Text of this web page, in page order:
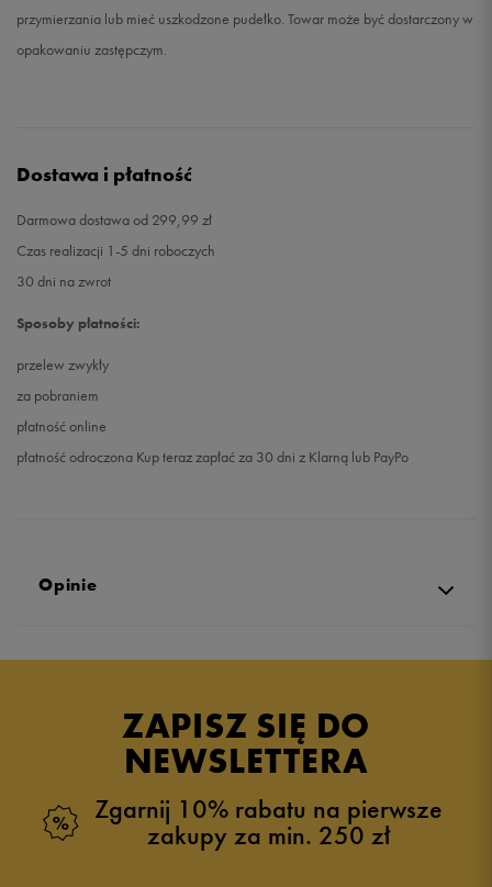
przymierzania lub mieć uszkodzone pudełko. Towar może być dostarczony w
opakowaniu zastępczym.
Dostawa i płatność
Darmowa dostawa od 299,99 zł
Czas realizacji 1-5 dni roboczych
30 dni na zwrot
Sposoby płatności:
przelew zwykły
za pobraniem
płatność online
płatność odroczona Kup teraz zapłać za 30 dni z Klarną lub PayPo
Opinie
ZAPISZ SIĘ DO
NEWSLETTERA
Zgarnij 10% rabatu na pierwsze
zakupy za min. 250 zł